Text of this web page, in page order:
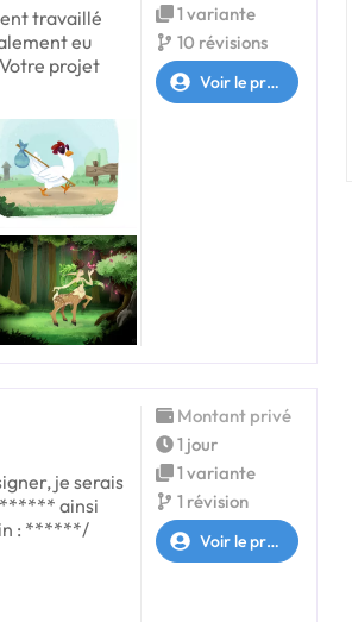
travaillé
eu
projet
1 variante
10 révisions
Voir le profil
je serais
****** ainsi
: ******/
Montant privé
1 jour
1 variante
1 révision
Voir le profil